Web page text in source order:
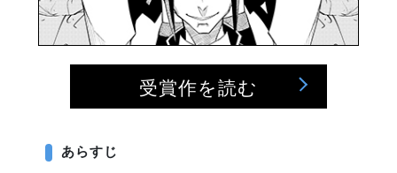
受賞作を読む
あらすじ